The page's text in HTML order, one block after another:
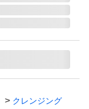
クレンジング